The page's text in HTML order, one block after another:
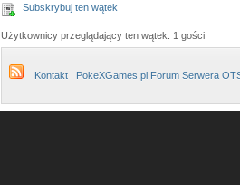
Subskrybuj ten wątek
Użytkownicy przeglądający ten wątek: 1 gości
Kontakt PokeXGames.pl Forum Serwera